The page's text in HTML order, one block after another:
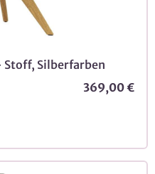
Silberfarben
369,00 €